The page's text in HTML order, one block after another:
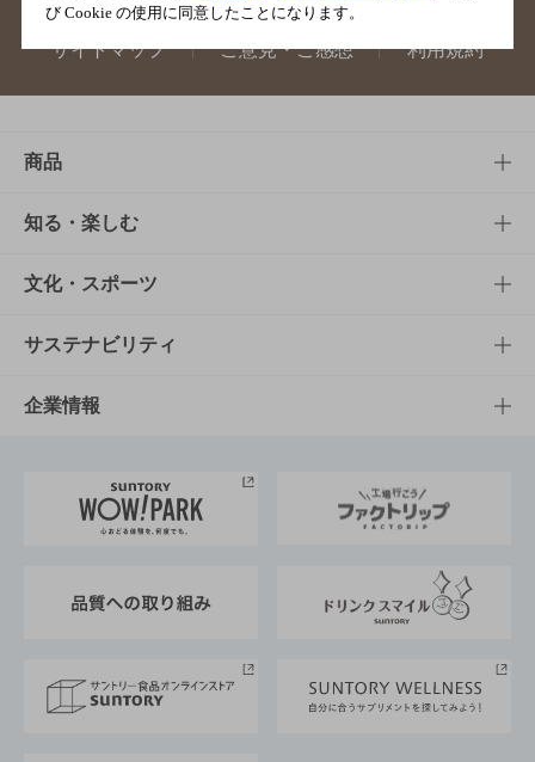
サイトマップ ご意見・ご感想 利用規約
商品
商品TOP
商品一覧
商品発売情報
栄養成分一覧
知る・楽しむ
知る・楽しむTOP
キャンペーン
工場見学
地域情報
文化・スポーツ
文化・スポーツTOP
サントリーホール
サントリーサンバーズ大阪
サステナビリティ
サステナビリティTOP
サントリーが考えるサステナビリティ経営
企業情報
企業概要
採用情報
び Cookie の使用に同意したことになります。